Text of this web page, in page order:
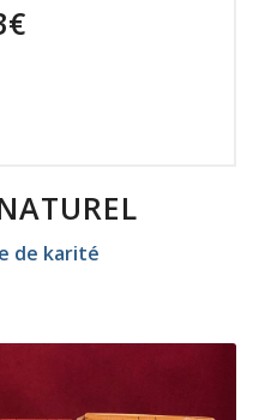
de karité